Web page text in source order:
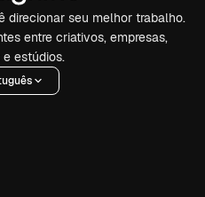
direcionar seu melhor trabalho.
entre criativos, empresas,
estúdios.